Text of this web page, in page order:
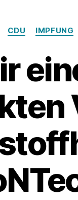
CDU IMPFUNG